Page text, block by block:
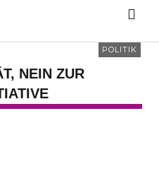
POLITIK
NEIN ZUR